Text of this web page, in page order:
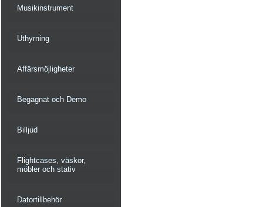
Musikinstrument
Uthyrning
Affärsmöjligheter
Begagnat och Demo
Billjud
Flightcases, väskor,
möbler och stativ
Datortillbehör